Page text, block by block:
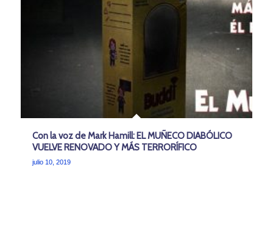
Con la voz de Mark Hamill: EL MUÑECO DIABÓLICO
VUELVE RENOVADO Y MÁS TERRORÍFICO
julio 10, 2019